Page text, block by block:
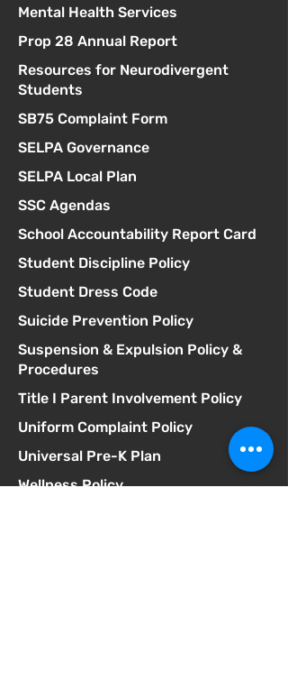
Mental Health Services
Prop 28 Annual Report
Resources for Neurodivergent
Students
SB75 Complaint Form
SELPA Governance
SELPA Local Plan
SSC Agendas
School Accountability Report Card
Student Discipline Policy
Student Dress Code
Suicide Prevention Policy
Suspension & Expulsion Policy &
Procedures
Title I Parent Involvement Policy
Uniform Complaint Policy
Universal Pre-K Plan
Wellness Policy